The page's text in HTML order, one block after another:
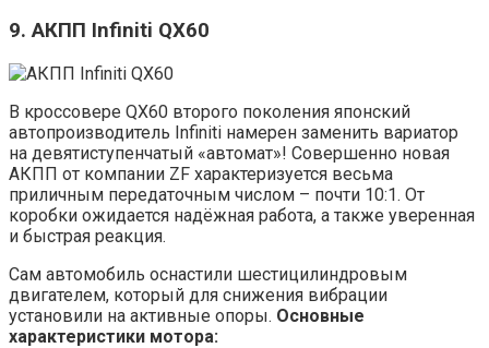
9. АКПП Infiniti QX60
В кроссовере QX60 второго поколения японский
автопроизводитель Infiniti намерен заменить вариатор
на девятиступенчатый «автомат»! Совершенно новая
АКПП от компании ZF характеризуется весьма
приличным передаточным числом – почти 10:1. От
коробки ожидается надёжная работа, а также уверенная
и быстрая реакция.
Сам автомобиль оснастили шестицилиндровым
двигателем, который для снижения вибрации
установили на активные опоры. Основные
характеристики мотора: